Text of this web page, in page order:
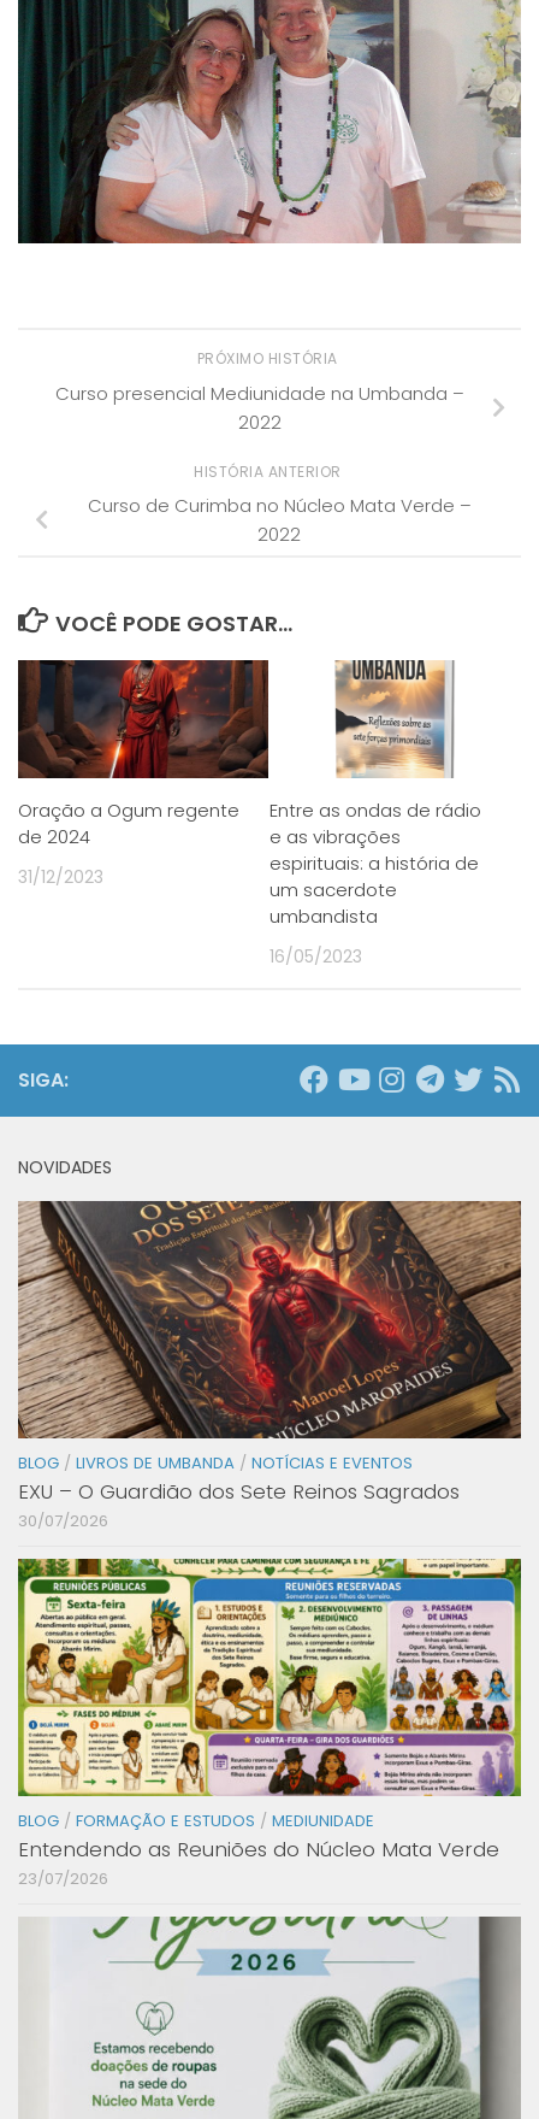
PRÓXIMO HISTÓRIA
Curso presencial Mediunidade na Umbanda –
2022
HISTÓRIA ANTERIOR
Curso de Curimba no Núcleo Mata Verde –
2022
VOCÊ PODE GOSTAR...
Oração a Ogum regente
de 2024
31/12/2023
Entre as ondas de rádio
e as vibrações
espirituais: a história de
um sacerdote
umbandista
16/05/2023
SIGA:
NOVIDADES
BLOG / LIVROS DE UMBANDA / NOTÍCIAS E EVENTOS
EXU – O Guardião dos Sete Reinos Sagrados
30/07/2026
BLOG / FORMAÇÃO E ESTUDOS / MEDIUNIDADE
Entendendo as Reuniões do Núcleo Mata Verde
23/07/2026